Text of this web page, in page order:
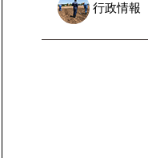
行政情報